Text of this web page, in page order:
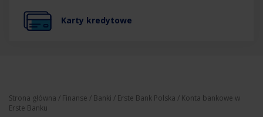
Karty kredytowe
Strona główna / Finanse / Banki / Erste Bank Polska / Konta bankowe w
Erste Banku